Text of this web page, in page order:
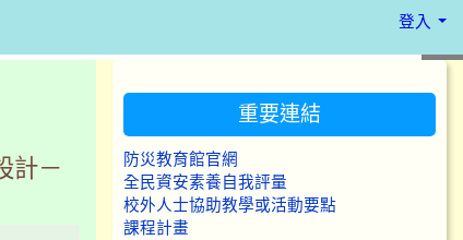
登入
計－
重要連結
防災教育館官網
全民資安素養自我評量
校外人士協助教學或活動要點
課程計畫